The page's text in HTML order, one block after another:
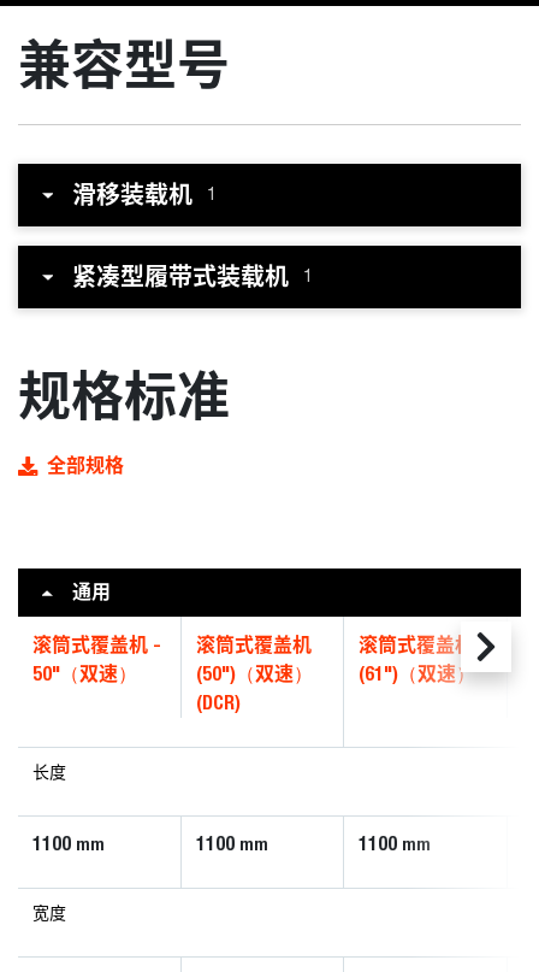
兼容型号
滑移装载机 1
紧凑型履带式装载机 1
规格标准
全部规格
通用
滚筒式覆盖机 -
50"（双速）
滚筒式覆盖机
(50")（双速）
(DCR)
滚筒式覆盖机
(61")（双速）
长度
1100 mm 1100 mm 1100 mm
宽度